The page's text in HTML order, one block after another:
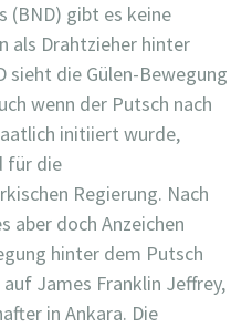
(BND) gibt es keine
als Drahtzieher hinter
sieht die Gülen-Bewegung
wenn der Putsch nach
initiiert wurde,
für die
Regierung. Nach
aber doch Anzeichen
hinter dem Putsch
James Franklin Jeffrey,
in Ankara. Die